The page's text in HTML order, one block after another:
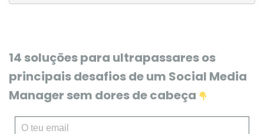
14 soluções para ultrapassares os
principais desafios de um Social Media
Manager sem dores de cabeça